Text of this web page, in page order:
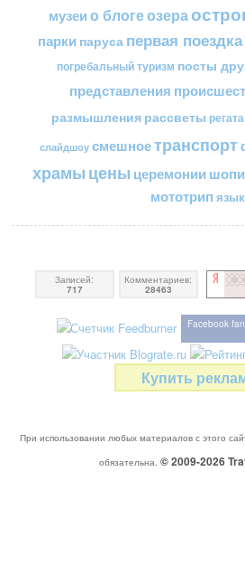
музеи о блогеозера
парки паруса первая
погребальный туризм посты
представления
размышления рассветы регата
слайдшоу смешноетранспорт
храмы цены церемонии
мототрип
Записей:
717
Комментариев:
28463
Facebook
Купить
При использовании любых материалов с этого
обязательна. © 2009-2026